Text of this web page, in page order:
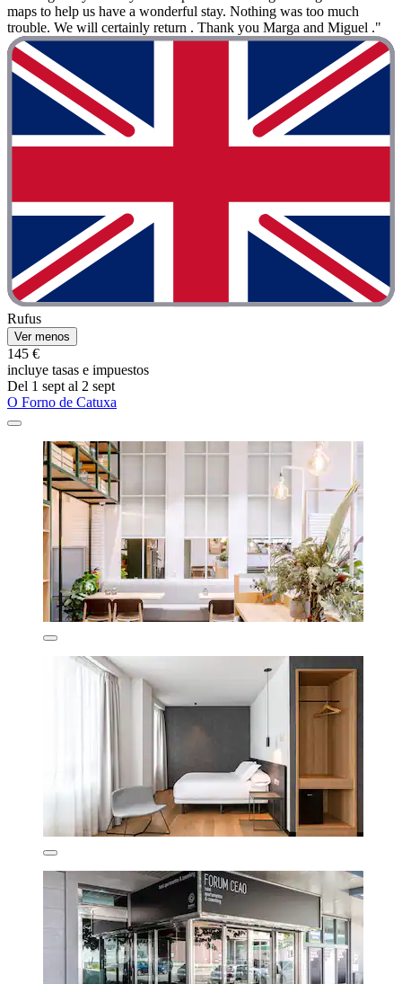
maps to help us have a wonderful stay. Nothing was too much
trouble. We will certainly return . Thank you Marga and Miguel ."
Rufus
Ver menos
145 €
incluye tasas e impuestos
Del 1 sept al 2 sept
O Forno de Catuxa